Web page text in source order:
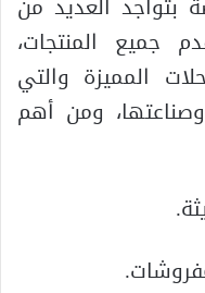
بتواجد العديد من
جميع المنتجات،
المميزة والتي
ومن أهم